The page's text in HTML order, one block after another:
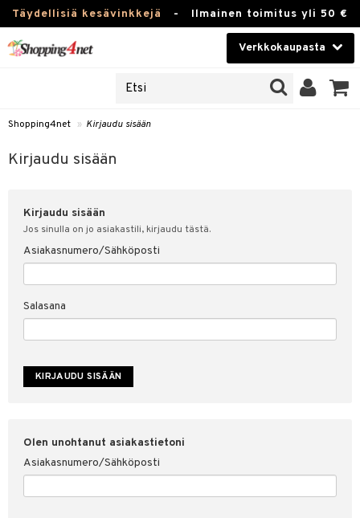
Täydellisiä kesävinkkejä - Ilmainen toimitus yli 50 €
Verkkokaupasta
Piilolinssit
Luontaistuotteet
Fitness
Koti & Sisustus
Lelut, Lapsi & Vauva
Tuotemerkkejä
Shopping4net » Kirjaudu sisään
Kirjaudu sisään
Kirjaudu sisään
Jos sinulla on jo asiakastili, kirjaudu tästä.
Asiakasnumero/Sähköposti
Salasana
Olen unohtanut asiakastietoni
Asiakasnumero/Sähköposti
sisään
& vastauksia
myyntiehdot
suojaus